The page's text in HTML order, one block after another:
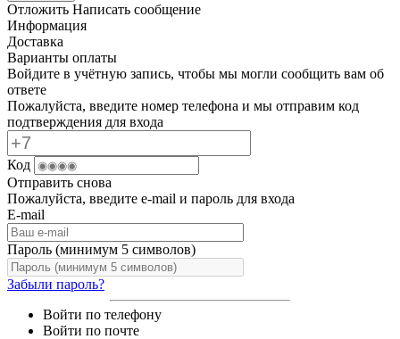
Отложить Написать сообщение
Информация
Доставка
Варианты оплаты
Войдите в учётную запись, чтобы мы могли сообщить вам об
ответе
Пожалуйста, введите номер телефона и мы отправим код
подтверждения для входа
Код
Отправить снова
Пожалуйста, введите e-mail и пароль для входа
E-mail
Пароль (минимум 5 символов)
Забыли пароль?
Войти по телефону
Войти по почте